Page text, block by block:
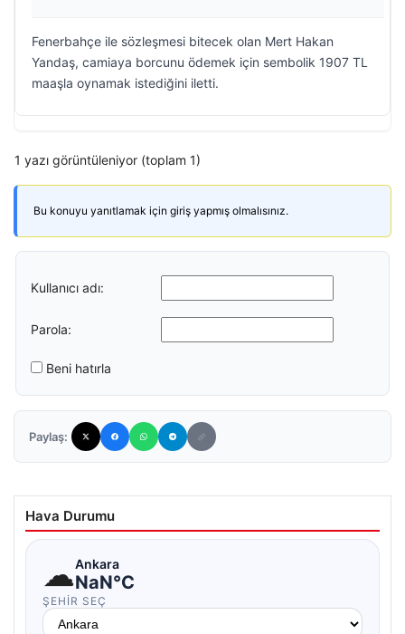
Fenerbahçe ile sözleşmesi bitecek olan Mert Hakan
Yandaş, camiaya borcunu ödemek için sembolik 1907 TL
maaşla oynamak istediğini iletti.
1 yazı görüntüleniyor (toplam 1)
Bu konuyu yanıtlamak için giriş yapmış olmalısınız.
Kullanıcı adı:
Parola:
Beni hatırla
Paylaş:
Hava Durumu
☁Ankara
NaN°C
ŞEHIR SEÇ